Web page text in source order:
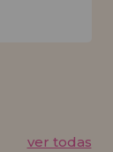
ver todas